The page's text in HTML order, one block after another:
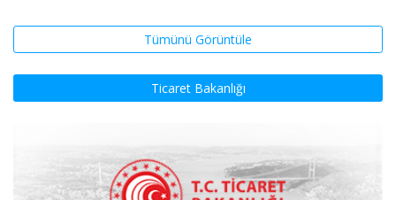
Tümünü Görüntüle
Ticaret Bakanlığı